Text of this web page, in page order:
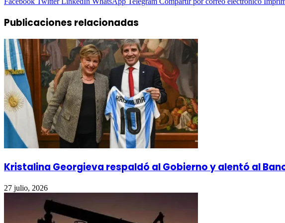
Publicaciones relacionadas
Kristalina Georgieva respaldó al Gobierno y alentó al
27 julio, 2026